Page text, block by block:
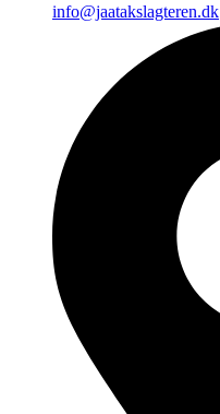
info@jaatakslagteren.dk